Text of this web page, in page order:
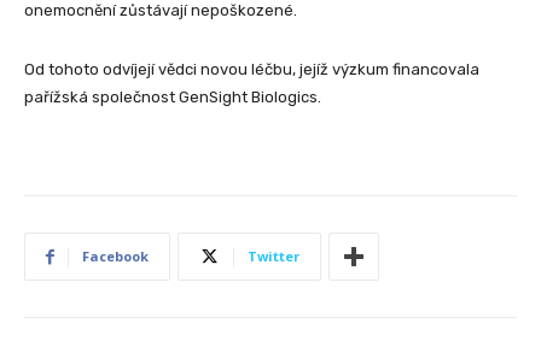
onemocnění zůstávají nepoškozené.
Od tohoto odvíjejí vědci novou léčbu, jejíž výzkum financovala
pařížská společnost GenSight Biologics.
Facebook Twitter